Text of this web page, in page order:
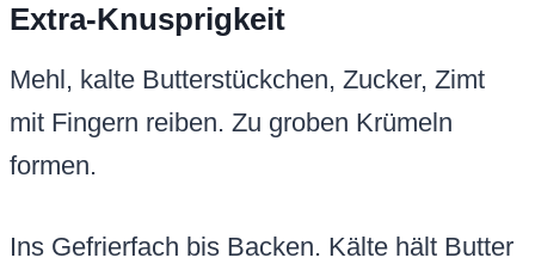
Extra-Knusprigkeit
Mehl, kalte Butterstückchen, Zucker, Zimt
mit Fingern reiben. Zu groben Krümeln
formen.
Ins Gefrierfach bis Backen. Kälte hält Butter